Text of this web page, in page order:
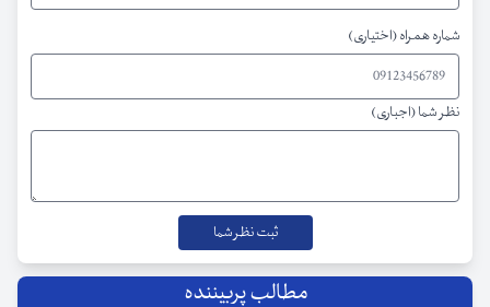
شماره همراه (اختیاری)
نظر شما (اجباری)
مطالب پربیننده